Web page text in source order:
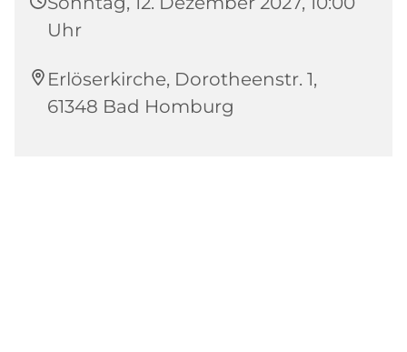
Uhr
Erlöserkirche, Dorotheenstr. 1,
61348 Bad Homburg